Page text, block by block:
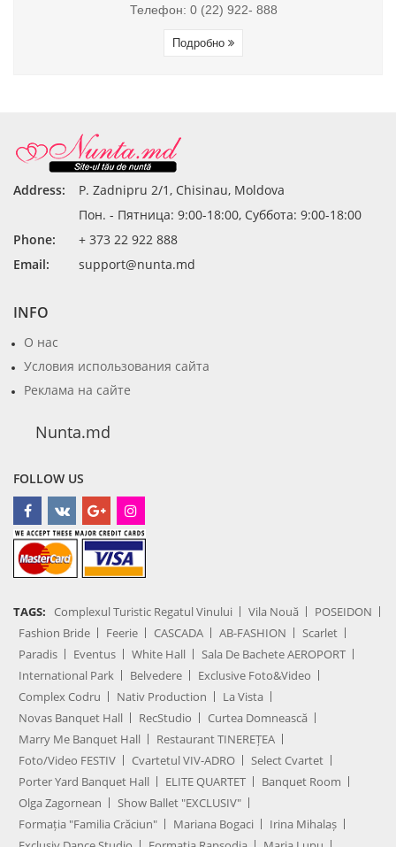
Телефон: 0 (22) 922- 888
Подробно
Address:
P. Zadnipru 2/1, Chisinau, Moldova
Пон. - Пятница: 9:00-18:00, Суббота: 9:00-18:00
Phone:
+ 373 22 922 888
Email:
support@nunta.md
INFO
О нас
Условия использования сайта
Реклама на сайте
Nunta.md
FOLLOW US
TAGS: Complexul Turistic Regatul Vinului Vila Nouă
POSEIDON
Fashion Bride
Feerie CASCADA AB-FASHION
Scarlet
Paradis
Eventus White Hall
Sala De Bachete AEROPORT
International Park
Belvedere
Exclusive Foto&Video
Complex Codru
Nativ Production
La Vista
Novas Banquet Hall
RecStudio
Curtea Domnească
Marry Me Banquet Hall
Restaurant TINEREȚEA
Foto/Video FESTIV
Cvartetul VIV-ADRO
Select Cvartet
Porter Yard Banquet Hall
ELITE QUARTET
Banquet Room
Olga Zagornean
Show Ballet "EXCLUSIV"
Formația "Familia Crăciun"
Mariana Bogaci
Irina Mihalaș